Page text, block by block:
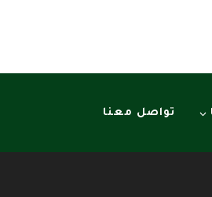
تواصل معنا